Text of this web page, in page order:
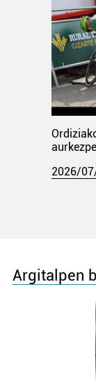
2026/
Argitalpen